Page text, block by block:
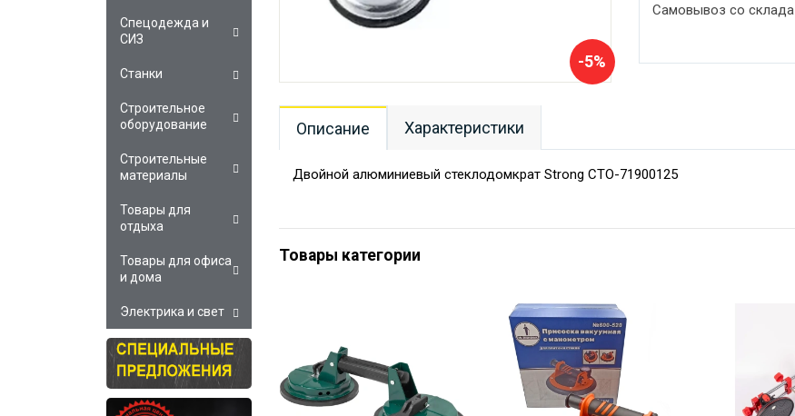
-5%
Самовывоз со склада
Описание Характеристики
Двойной алюминиевый стеклодомкрат Strong СТО-71900125
Товары категории
Спецодежда и
СИЗ
Станки
Строительное
оборудование
Строительные
материалы
Товары для
отдыха
Товары для офиса
и дома
Электрика и свет